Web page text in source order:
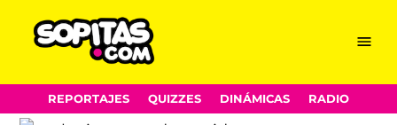
Skip
to
Menu
REPORTAJES QUIZZES DINÁMICAS RADIO